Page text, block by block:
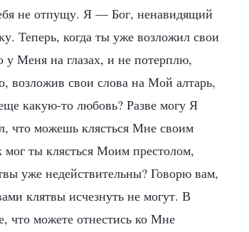
не отпущу. Я — Бог, ненавидящий
Теперь, когда ты уже возложил свои
Меня на глазах, и не потерплю,
возложив свои слова на Мой алтарь,
какую-то любовь? Разве могу Я
что можешь клясться Мне своим
мог ты клясться Моим престолом,
уже недействительны? Говорю вам,
клятвы исчезнуть не могут. В
что можете отнестись ко Мне